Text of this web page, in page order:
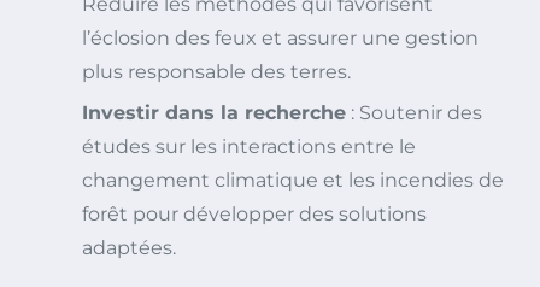
l’éclosion des feux et assurer une gestion
plus responsable des terres.
Investir dans la recherche : Soutenir des
études sur les interactions entre le
changement climatique et les incendies de
forêt pour développer des solutions
adaptées.